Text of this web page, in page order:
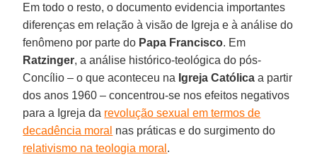
Em todo o resto, o documento evidencia importantes
diferenças em relação à visão de Igreja e à análise do
fenômeno por parte do Papa Francisco. Em
Ratzinger, a análise histórico-teológica do pós-
Concílio – o que aconteceu na Igreja Católica a partir
dos anos 1960 – concentrou-se nos efeitos negativos
para a Igreja da revolução sexual em termos de
decadência moral nas práticas e do surgimento do
relativismo na teologia moral .